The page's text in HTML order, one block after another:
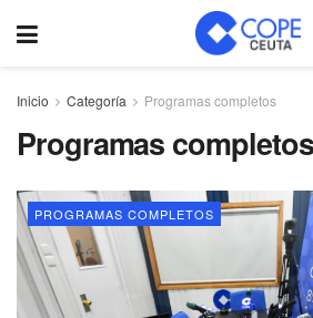
Inicio Categoría Programas completos
Programas completos
PROGRAMAS COMPLETOS